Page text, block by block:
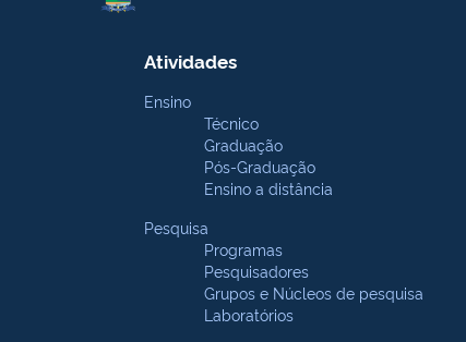
Atividades
Ensino
Técnico
Graduação
Pós-Graduação
Ensino a distância
Pesquisa
Programas
Pesquisadores
Grupos e Núcleos de pesquisa
Laboratórios